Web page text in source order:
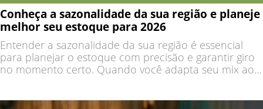
Conheça a sazonalidade da sua região e planeje
melhor seu estoque para 2026
Entender a sazonalidade da sua região é essencial
para planejar o estoque com precisão e garantir giro
no momento certo. Quando você adapta seu mix ao